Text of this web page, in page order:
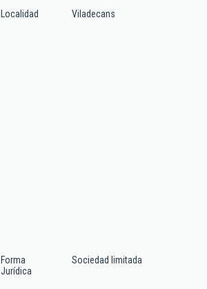
Localidad Viladecans
Forma
Jurídica
Sociedad limitada